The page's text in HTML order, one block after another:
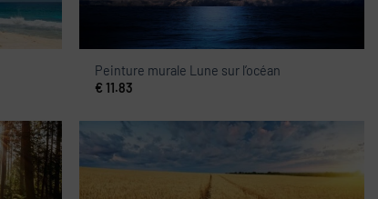
Peinture murale Lune sur l’océan
€ 11.83